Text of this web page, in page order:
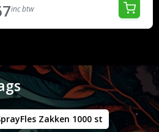
inc btw
Zakken 1000 st